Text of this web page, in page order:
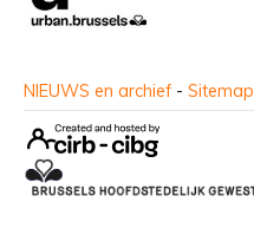
NIEUWS en archief - Sitemap